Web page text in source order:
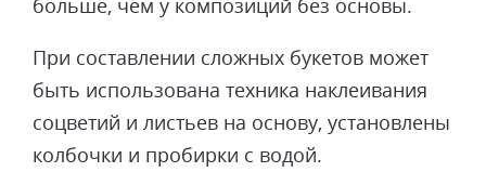
больше, чем у композиций без основы.
При составлении сложных букетов может
быть использована техника наклеивания
соцветий и листьев на основу, установлены
колбочки и пробирки с водой.